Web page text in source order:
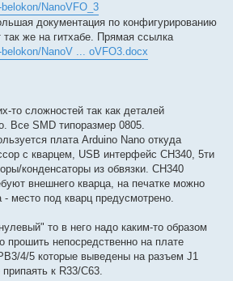
NanoVFO_3
документация по конфигурированию
же на гитхабе. Прямая ссылка
NanoV ... oVFO3.docx
то сложностей так как деталей
Все SMD типоразмер 0805.
плата Arduino Nano откуда
с кварцем, USB интерфейс CH340, 5ти
конденсаторы из обвязки. CH340
внешнего кварца, на печатке можно
- место под кварц предусмотрено.
то в него надо каким-то образом
прошить непосредственно на плате
4/5 которые выведены на разъем J1
к R33/C63.